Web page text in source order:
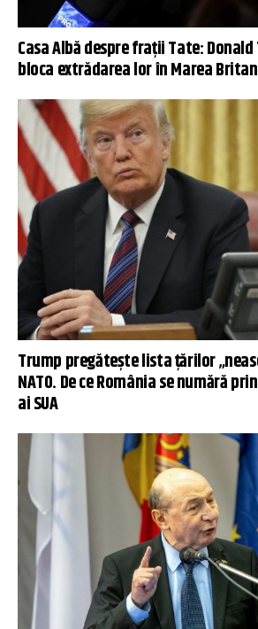
Casa Albă despre frații Tate:
bloca extrădarea lor în Marea
Trump pregătește lista țărilor
NATO. De ce România se numără
ai SUA